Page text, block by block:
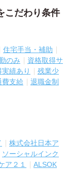
こだわり条件
住宅手当・補助
のみ
資格取得サ
績あり
残業少
費支給
退職金制
株式会社日本ア
ソーシャルインク
ア２１
ALSOK